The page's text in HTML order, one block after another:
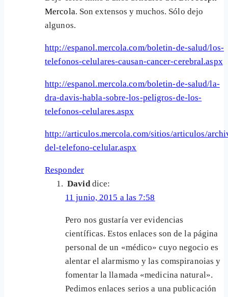
Mercola. Son extensos y muchos. Sólo dejo
algunos.
http://espanol.mercola.com/boletin-de-salud/los-
telefonos-celulares-causan-cancer-cerebral.aspx
http://espanol.mercola.com/boletin-de-salud/la-
dra-davis-habla-sobre-los-peligros-de-los-
telefonos-celulares.aspx
http://articulos.mercola.com/sitios/articulos/
del-telefono-celular.aspx
Responder
David dice:
11 junio, 2015 a las 7:58
Pero nos gustaría ver evidencias
científicas. Estos enlaces son de la página
personal de un «médico» cuyo negocio es
alentar el alarmismo y las comspiranoias y
fomentar la llamada «medicina natural».
Pedimos enlaces serios a una publicación